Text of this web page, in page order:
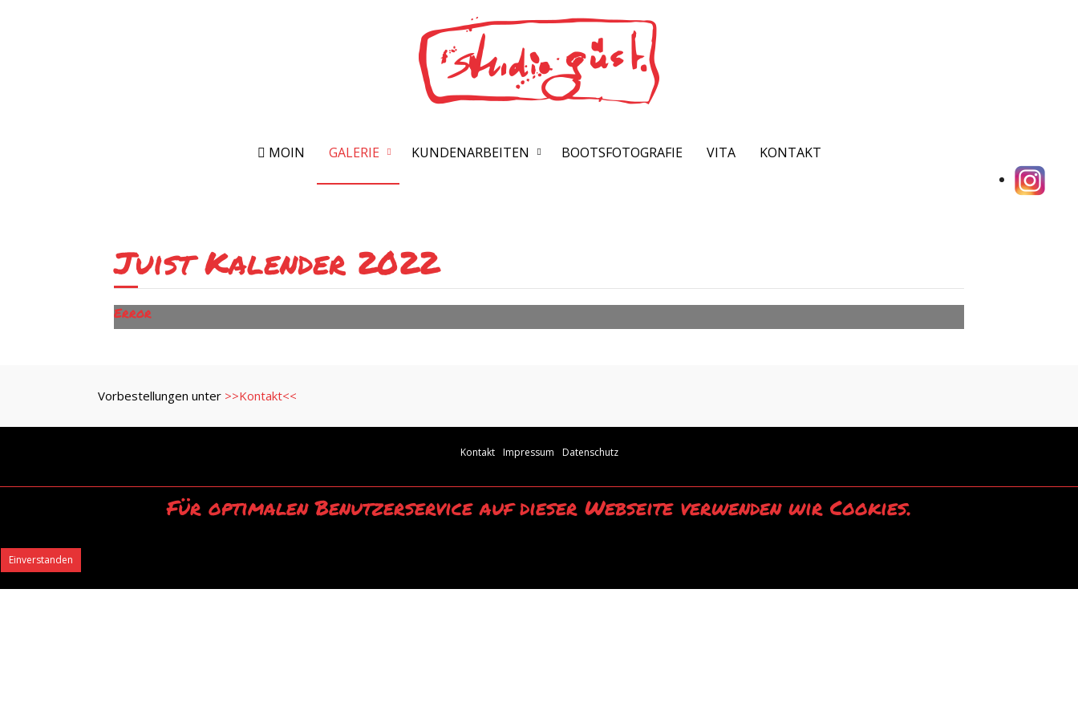
MOIN GALERIE KUNDENARBEITEN BOOTSFOTOGRAFIE VITA KONTAKT
Juist Kalender 2022
Error
Vorbestellungen unter >>Kontakt<<
Kontakt Impressum Datenschutz
Für optimalen Benutzerservice auf dieser Webseite verwenden wir Cookies.
Einverstanden